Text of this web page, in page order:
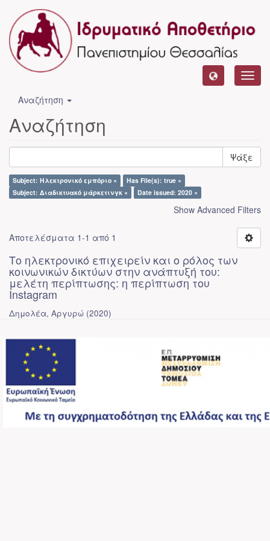
Αναζήτηση
Αναζήτηση
Ψάξε
Subject: Ηλεκτρονικό εμπόριο ×
Has File(s): true ×
Subject: Διαδικτυακό μάρκετινγκ ×
Date issued: 2020 ×
Show Advanced Filters
Αποτελέσματα 1-1 από 1
Το ηλεκτρονικό επιχειρείν και ο ρόλος των
κοινωνικών δικτύων στην ανάπτυξή του:
μελέτη περίπτωσης: η περίπτωση του
Instagram
Δημολέα, Αργυρώ (2020)